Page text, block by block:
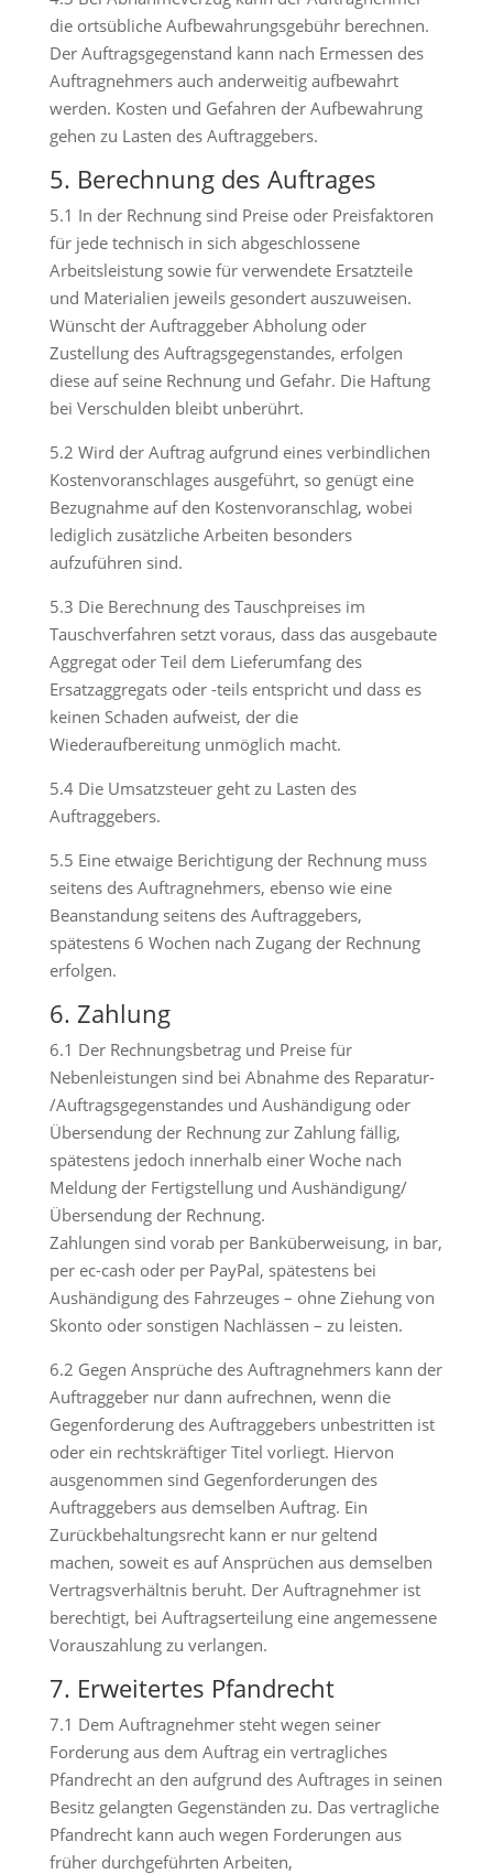
die ortsübliche Aufbewahrungsgebühr berechnen.
Der Auftragsgegenstand kann nach Ermessen des
Auftragnehmers auch anderweitig aufbewahrt
werden. Kosten und Gefahren der Aufbewahrung
gehen zu Lasten des Auftraggebers.
5. Berechnung des Auftrages
5.1 In der Rechnung sind Preise oder Preisfaktoren
für jede technisch in sich abgeschlossene
Arbeitsleistung sowie für verwendete Ersatzteile
und Materialien jeweils gesondert auszuweisen.
Wünscht der Auftraggeber Abholung oder
Zustellung des Auftragsgegenstandes, erfolgen
diese auf seine Rechnung und Gefahr. Die Haftung
bei Verschulden bleibt unberührt.
5.2 Wird der Auftrag aufgrund eines verbindlichen
Kostenvoranschlages ausgeführt, so genügt eine
Bezugnahme auf den Kostenvoranschlag, wobei
lediglich zusätzliche Arbeiten besonders
aufzuführen sind.
5.3 Die Berechnung des Tauschpreises im
Tauschverfahren setzt voraus, dass das ausgebaute
Aggregat oder Teil dem Lieferumfang des
Ersatzaggregats oder -teils entspricht und dass es
keinen Schaden aufweist, der die
Wiederaufbereitung unmöglich macht.
5.4 Die Umsatzsteuer geht zu Lasten des
Auftraggebers.
5.5 Eine etwaige Berichtigung der Rechnung muss
seitens des Auftragnehmers, ebenso wie eine
Beanstandung seitens des Auftraggebers,
spätestens 6 Wochen nach Zugang der Rechnung
erfolgen.
6. Zahlung
6.1 Der Rechnungsbetrag und Preise für
Nebenleistungen sind bei Abnahme des Reparatur-
/Auftragsgegenstandes und Aushändigung oder
Übersendung der Rechnung zur Zahlung fällig,
spätestens jedoch innerhalb einer Woche nach
Meldung der Fertigstellung und Aushändigung/
Übersendung der Rechnung.
Zahlungen sind vorab per Banküberweisung, in bar,
per ec-cash oder per PayPal, spätestens bei
Aushändigung des Fahrzeuges – ohne Ziehung von
Skonto oder sonstigen Nachlässen – zu leisten.
6.2 Gegen Ansprüche des Auftragnehmers kann der
Auftraggeber nur dann aufrechnen, wenn die
Gegenforderung des Auftraggebers unbestritten ist
oder ein rechtskräftiger Titel vorliegt. Hiervon
ausgenommen sind Gegenforderungen des
Auftraggebers aus demselben Auftrag. Ein
Zurückbehaltungsrecht kann er nur geltend
machen, soweit es auf Ansprüchen aus demselben
Vertragsverhältnis beruht. Der Auftragnehmer ist
berechtigt, bei Auftragserteilung eine angemessene
Vorauszahlung zu verlangen.
7. Erweitertes Pfandrecht
7.1 Dem Auftragnehmer steht wegen seiner
Forderung aus dem Auftrag ein vertragliches
Pfandrecht an den aufgrund des Auftrages in seinen
Besitz gelangten Gegenständen zu. Das vertragliche
Pfandrecht kann auch wegen Forderungen aus
früher durchgeführten Arbeiten,